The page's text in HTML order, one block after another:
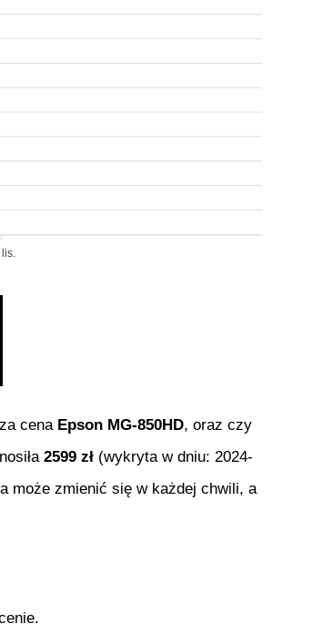
cena Epson MG-850HD, oraz czy
2599 zł (wykryta w dniu: 2024-
może zmienić się w każdej chwili, a